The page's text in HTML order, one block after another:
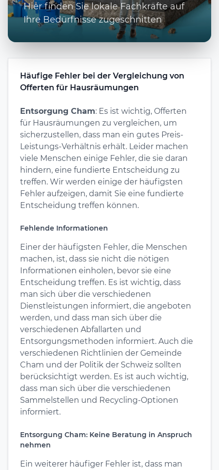
Hier finden Sie lokale Fachkräfte auf
Ihre Bedürfnisse zugeschnitten
Häufige Fehler bei der Vergleichung von
Offerten für Hausräumungen
Entsorgung Cham: Es ist wichtig, Offerten
für Hausräumungen zu vergleichen, um
sicherzustellen, dass man ein gutes Preis-
Leistungs-Verhältnis erhält. Leider machen
viele Menschen einige Fehler, die sie daran
hindern, eine fundierte Entscheidung zu
treffen. Wir werden einige der häufigsten
Fehler aufzeigen, damit Sie eine fundierte
Entscheidung treffen können.
Fehlende Informationen
Einer der häufigsten Fehler, die Menschen
machen, ist, dass sie nicht die nötigen
Informationen einholen, bevor sie eine
Entscheidung treffen. Es ist wichtig, dass
man sich über die verschiedenen
Dienstleistungen informiert, die angeboten
werden, und dass man sich über die
verschiedenen Abfallarten und
Entsorgungsmethoden informiert. Auch die
verschiedenen Richtlinien der Gemeinde
Cham und der Politik der Schweiz sollten
berücksichtigt werden. Es ist auch wichtig,
dass man sich über die verschiedenen
Sammelstellen und Recycling-Optionen
informiert.
Entsorgung Cham: Keine Beratung in Anspruch
nehmen
Ein weiterer häufiger Fehler ist, dass man